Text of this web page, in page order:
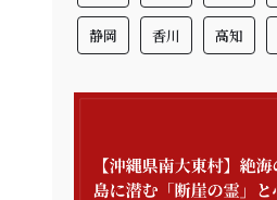
静岡 香川 高知